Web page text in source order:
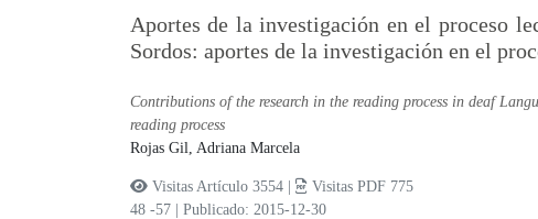
Aportes de la investigación en el proceso
Sordos: aportes de la investigación en el
Contributions of the research in the reading process in deaf
reading process
Rojas Gil, Adriana Marcela
Visitas Artículo 3554 |
Visitas PDF 775
48 -57
Publicado: 2015-12-30